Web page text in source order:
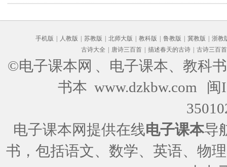
手机版 人教版 苏教版 北师大版 教科版 鲁教版 冀教版
浙教
古诗大全
唐诗三百首 描述春天的古诗 古诗三百首
©电子课本网 、电子课本、教科
书本 www.dzkbw.com
闽
电子课本网提供在线电子课本导
书，包括语文、数学、英语、物